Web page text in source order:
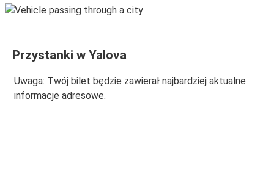
Przystanki w Yalova
Uwaga: Twój bilet będzie zawierał najbardziej aktualne
informacje adresowe.